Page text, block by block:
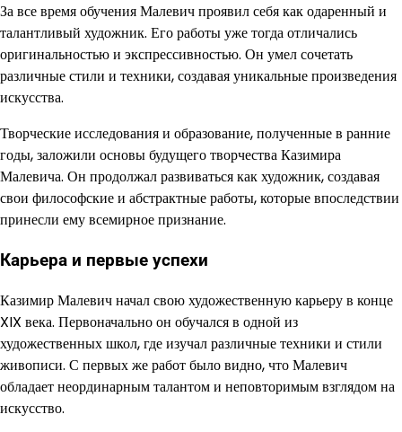
За все время обучения Малевич проявил себя как одаренный и
талантливый художник. Его работы уже тогда отличались
оригинальностью и экспрессивностью. Он умел сочетать
различные стили и техники, создавая уникальные произведения
искусства.
Творческие исследования и образование, полученные в ранние
годы, заложили основы будущего творчества Казимира
Малевича. Он продолжал развиваться как художник, создавая
свои философские и абстрактные работы, которые впоследствии
принесли ему всемирное признание.
Карьера и первые успехи
Казимир Малевич начал свою художественную карьеру в конце
XIX века. Первоначально он обучался в одной из
художественных школ, где изучал различные техники и стили
живописи. С первых же работ было видно, что Малевич
обладает неординарным талантом и неповторимым взглядом на
искусство.